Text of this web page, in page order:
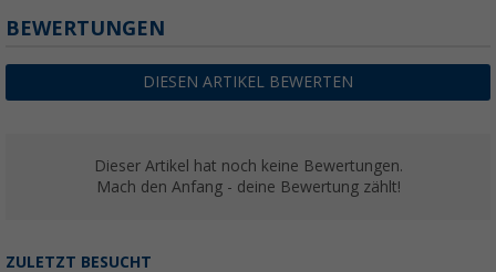
BEWERTUNGEN
DIESEN ARTIKEL BEWERTEN
Dieser Artikel hat noch keine Bewertungen.
Mach den Anfang - deine Bewertung zählt!
ZULETZT BESUCHT